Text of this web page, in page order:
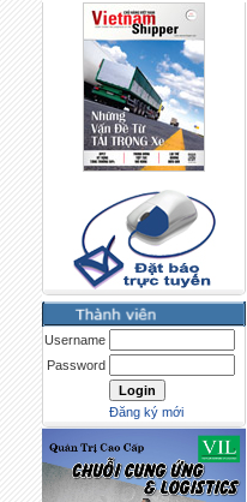
Username
Password
Đăng ký mới